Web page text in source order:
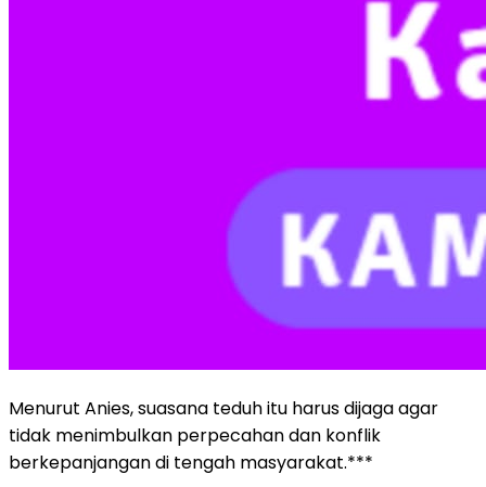
Menurut Anies, suasana teduh itu harus dijaga agar
tidak menimbulkan perpecahan dan konflik
berkepanjangan di tengah masyarakat.***